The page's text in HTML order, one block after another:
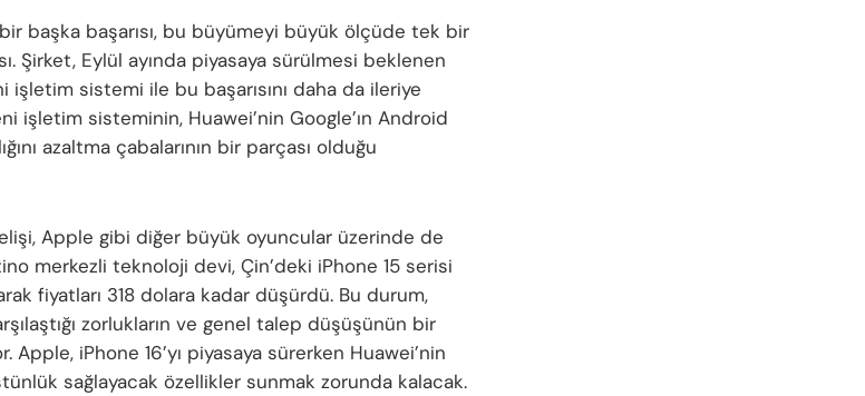
başka başarısı, bu büyümeyi büyük ölçüde tek bir
Şirket, Eylül ayında piyasaya sürülmesi beklenen
işletim sistemi ile bu başarısını daha da ileriye
işletim sisteminin, Huawei’nin Google’ın Android
azaltma çabalarının bir parçası olduğu
Apple gibi diğer büyük oyuncular üzerinde de
merkezli teknoloji devi, Çin’deki iPhone 15 serisi
fiyatları 318 dolara kadar düşürdü. Bu durum,
zorlukların ve genel talep düşüşünün bir
Apple, iPhone 16’yı piyasaya sürerken Huawei’nin
sağlayacak özellikler sunmak zorunda kalacak.